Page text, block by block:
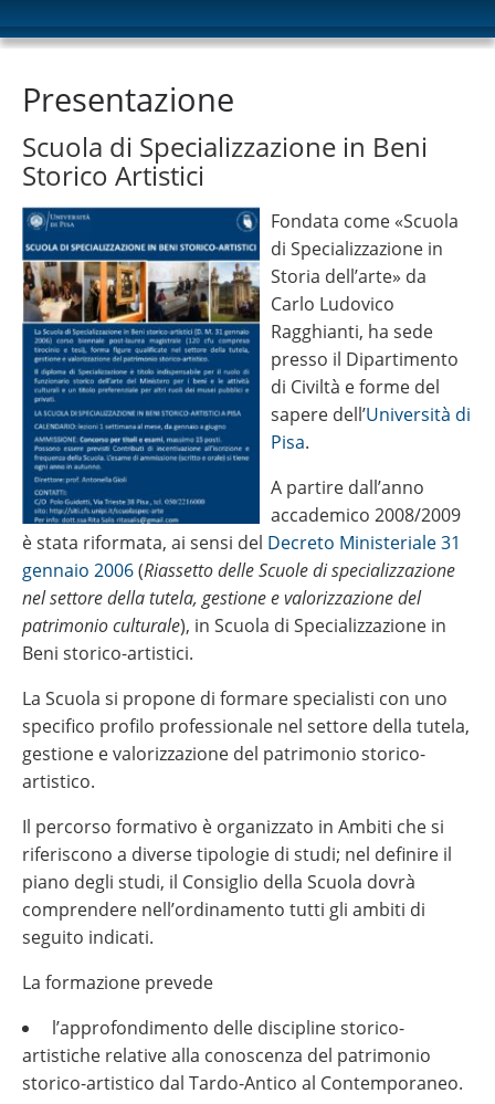
Presentazione
Scuola di Specializzazione in Beni
Storico Artistici
Fondata come «Scuola
di Specializzazione in
Storia dell’arte» da
Carlo Ludovico
Ragghianti, ha sede
presso il Dipartimento
di Civiltà e forme del
sapere dell’Università di
Pisa.
A partire dall’anno
accademico 2008/2009
è stata riformata, ai sensi del Decreto Ministeriale 31
gennaio 2006(Riassetto delle Scuole di specializzazione
nel settore della tutela, gestione e valorizzazione del
patrimonio culturale), in Scuola di Specializzazione in
Beni storico-artistici.
La Scuola si propone di formare specialisti con uno
specifico profilo professionale nel settore della tutela,
gestione e valorizzazione del patrimonio storico-
artistico.
Il percorso formativo è organizzato in Ambiti che si
riferiscono a diverse tipologie di studi; nel definire il
piano degli studi, il Consiglio della Scuola dovrà
comprendere nell’ordinamento tutti gli ambiti di
seguito indicati.
La formazione prevede
l’approfondimento delle discipline storico-
artistiche relative alla conoscenza del patrimonio
storico-artistico dal Tardo-Antico al Contemporaneo.